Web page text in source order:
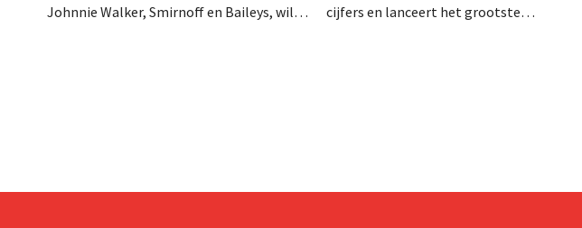
Johnnie Walker, Smirnoff en Baileys, wil
cijfers en lanceert het grootste